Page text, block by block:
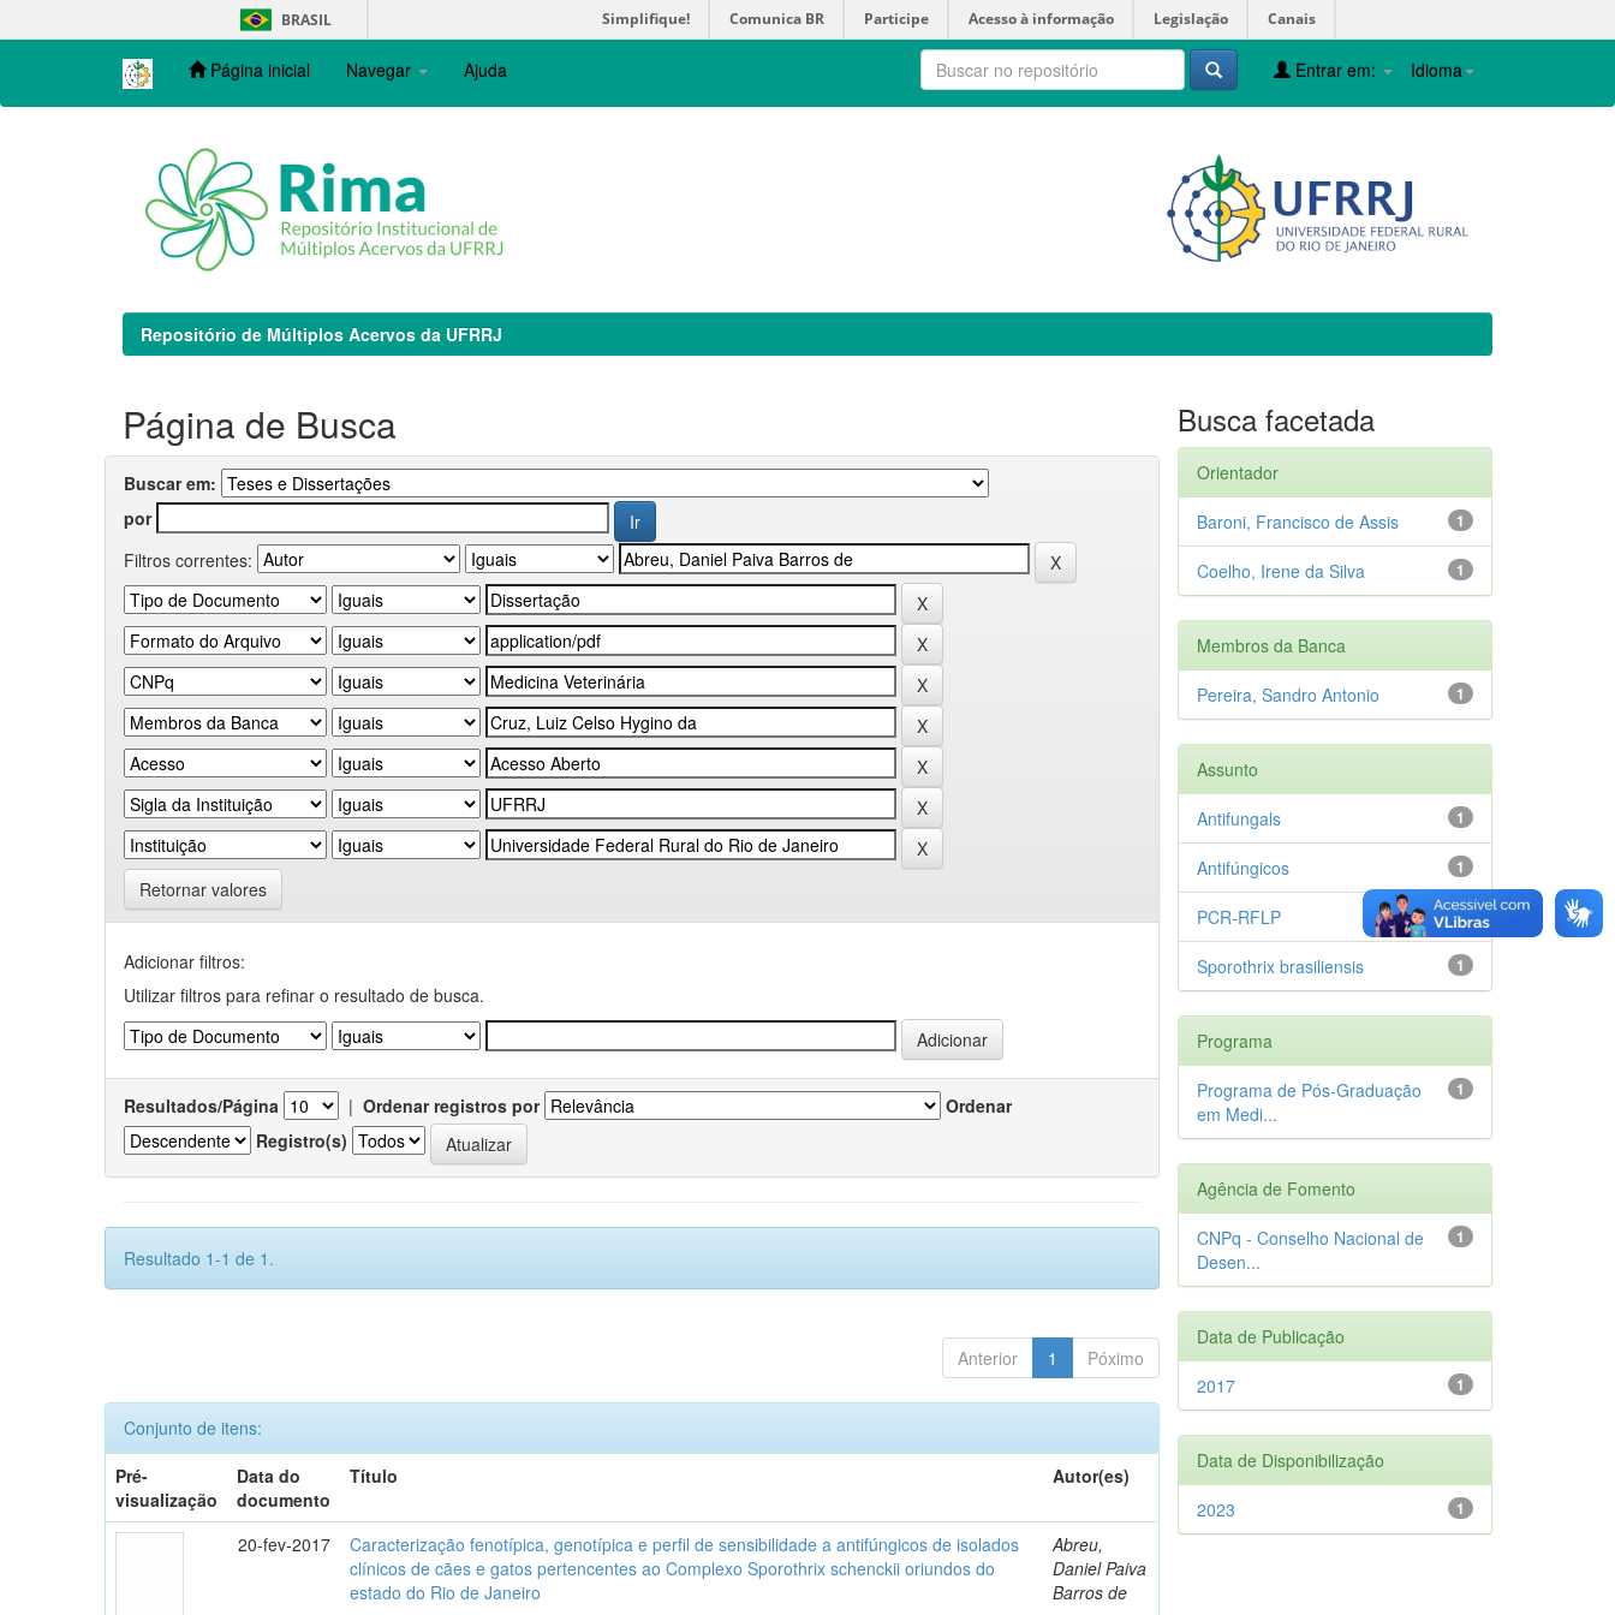
navigation
BRASIL Simplifique! Comunica BR Participe Acesso à informação Legislação Canais
Página inicial Navegar Ajuda Idioma
Entrar em:
Repositório de Múltiplos Acervos da UFRRJ
Página de Busca
Buscar em:
por
Filtros correntes:
Retornar valores
Adicionar filtros:
Utilizar filtros para refinar o resultado de busca.
Resultados/Página | Ordenar registros por
Ordenar
Registro(s)
Resultado 1-1 de 1.
Anterior 1 Póximo
Conjunto de itens:
Pré-
visualização
Data do
documento
Título Autor(es)
20-fev-2017
Caracterização fenotípica, genotípica e perfil de sensibilidade a antifúngicos de isolados
clínicos de cães e gatos pertencentes ao Complexo Sporothrix schenckii oriundos do
estado do Rio de Janeiro
Abreu,
Daniel Paiva
Barros de
Busca facetada
Orientador
1
Baroni, Francisco de Assis
1
Coelho, Irene da Silva
Membros da Banca
1
Pereira, Sandro Antonio
Assunto
1
Antifungals
1
Antifúngicos
1
PCR-RFLP
1
Sporothrix brasiliensis
Programa
1
Programa de Pós-Graduação
em Medi...
Agência de Fomento
1
CNPq - Conselho Nacional de
Desen...
Data de Publicação
1
2017
Data de Disponibilização
1
2023